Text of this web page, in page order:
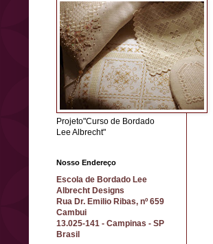
Projeto"Curso de Bordado
Lee Albrecht"
Nosso Endereço
Escola de Bordado Lee
Albrecht Designs
Rua Dr. Emilio Ribas, nº 659
Cambui
13.025-141 - Campinas - SP
Brasil